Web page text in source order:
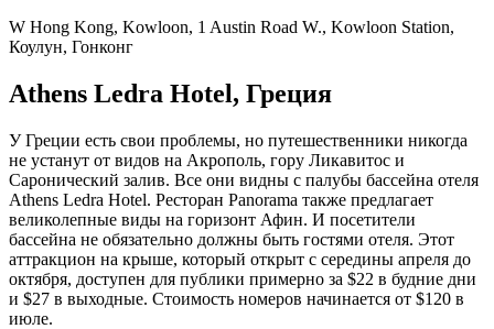
W Hong Kong, Kowloon, 1 Austin Road W., Kowloon Station,
Коулун, Гонконг
Athens Ledra Hotel, Греция
У Греции есть свои проблемы, но путешественники никогда
не устанут от видов на Акрополь, гору Ликавитос и
Саронический залив. Все они видны с палубы бассейна отеля
Athens Ledra Hotel. Ресторан Panorama также предлагает
великолепные виды на горизонт Афин. И посетители
бассейна не обязательно должны быть гостями отеля. Этот
аттракцион на крыше, который открыт с середины апреля до
октября, доступен для публики примерно за $22 в будние дни
и $27 в выходные. Стоимость номеров начинается от $120 в
июле.